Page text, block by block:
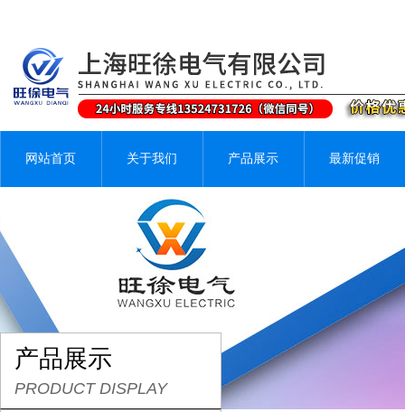
网站首页 关于我们 产品展示 最新促销
产品展示
PRODUCT DISPLAY